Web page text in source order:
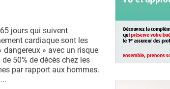
jours qui suivent
cardiaque sont les
dangereux » avec un risque
de 50% de décès chez les
par rapport aux hommes.